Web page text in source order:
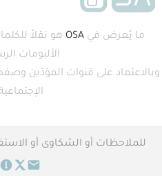
ما يُعرض فيOSA هو نقلاً
الألبومات
وبالاعتماد على قنوات المؤدّين
للملاحظات أو الشكاوى أو